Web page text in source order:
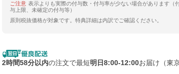
ご注意 表示よりも実際の付与数・付与率が少ない場合があります（
与上限、未確定の付与等）
原則税抜価格が対象です。特典詳細は内訳でご確認ください。
2時間58分以内の注文で最短明日8:00-12:00お届け（東